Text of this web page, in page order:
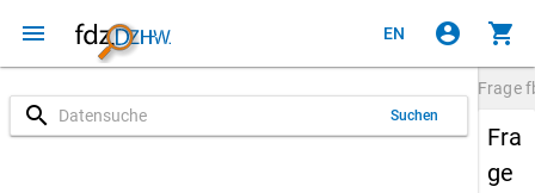
menu EN account_circle shopping_cart
search Suchen
Frage
Fra
ge